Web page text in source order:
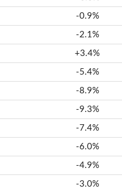
-0.9%
-2.1%
+3.4%
-5.4%
-8.9%
-9.3%
-7.4%
-6.0%
-4.9%
-3.0%